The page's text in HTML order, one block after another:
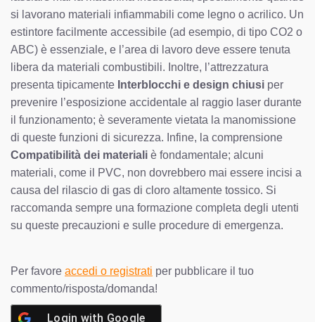
si lavorano materiali infiammabili come legno o acrilico. Un
estintore facilmente accessibile (ad esempio, di tipo CO2 o
ABC) è essenziale, e l’area di lavoro deve essere tenuta
libera da materiali combustibili. Inoltre, l’attrezzatura
presenta tipicamente Interblocchi e design chiusi per
prevenire l’esposizione accidentale al raggio laser durante
il funzionamento; è severamente vietata la manomissione
di queste funzioni di sicurezza. Infine, la comprensione
Compatibilità dei materiali è fondamentale; alcuni
materiali, come il PVC, non dovrebbero mai essere incisi a
causa del rilascio di gas di cloro altamente tossico. Si
raccomanda sempre una formazione completa degli utenti
su queste precauzioni e sulle procedure di emergenza.
Per favore accedi o registrati per pubblicare il tuo
commento/risposta/domanda!
Login with Google